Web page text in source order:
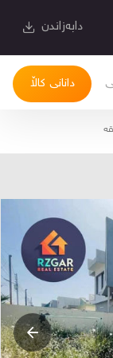
دابەزاندن
دانانی کاڵا